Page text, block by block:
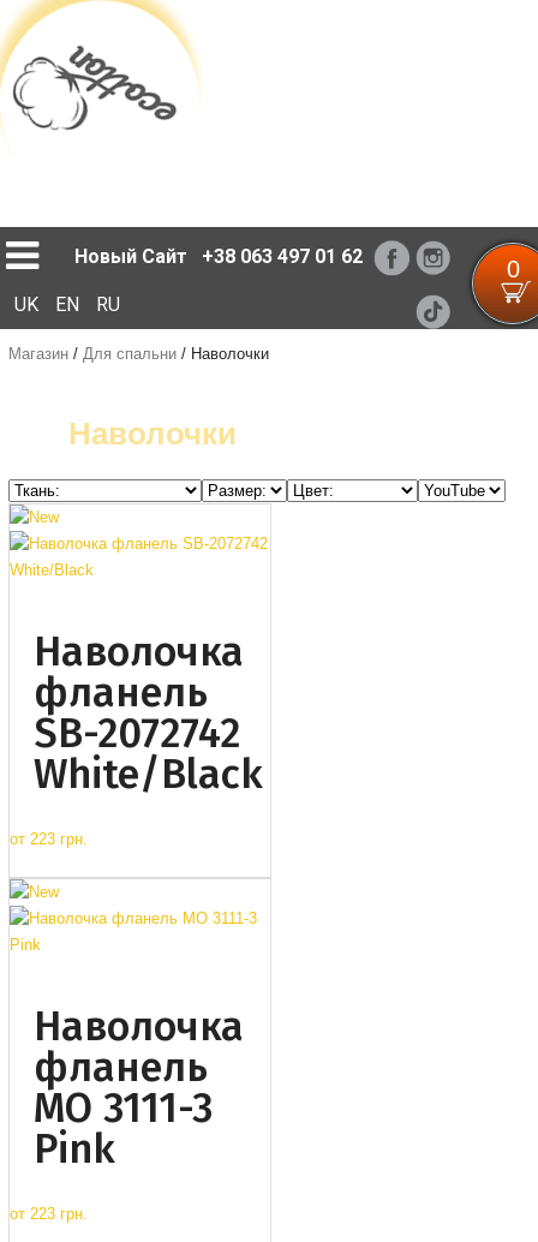
Новый Сайт +38 063 497 01 62 0
UK EN RU
Магазин/ Для спальни/ Наволочки
Наволочки
Наволочка
фланель
SB-2072742
White/Black
от 223 грн.
Наволочка
фланель
MO 3111-3
Pink
от 223 грн.